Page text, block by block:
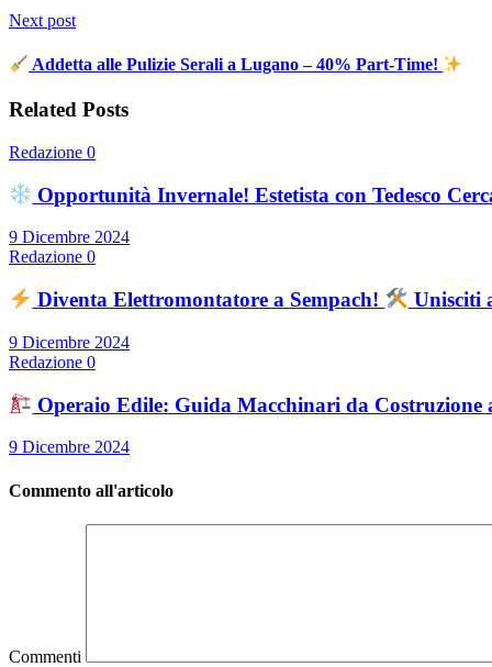
Next post
Addetta alle Pulizie Serali a Lugano – 40% Part-Time!
Related Posts
Redazione 0
Opportunità Invernale! Estetista con Tedesco
9 Dicembre 2024
Redazione 0
Diventa Elettromontatore a Sempach! Unisciti
9 Dicembre 2024
Redazione 0
Operaio Edile: Guida Macchinari da Costruzione
9 Dicembre 2024
Commento all'articolo
Commenti